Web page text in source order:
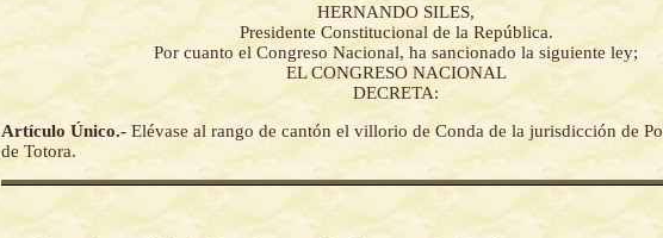
HERNANDO SILES,
Presidente Constitucional de la República.
Por cuanto el Congreso Nacional, ha sancionado la siguiente ley;
EL CONGRESO NACIONAL
DECRETA:
Artículo Único.- Elévase al rango de cantón el villorio de Conda de la jurisdicción de
de Totora.